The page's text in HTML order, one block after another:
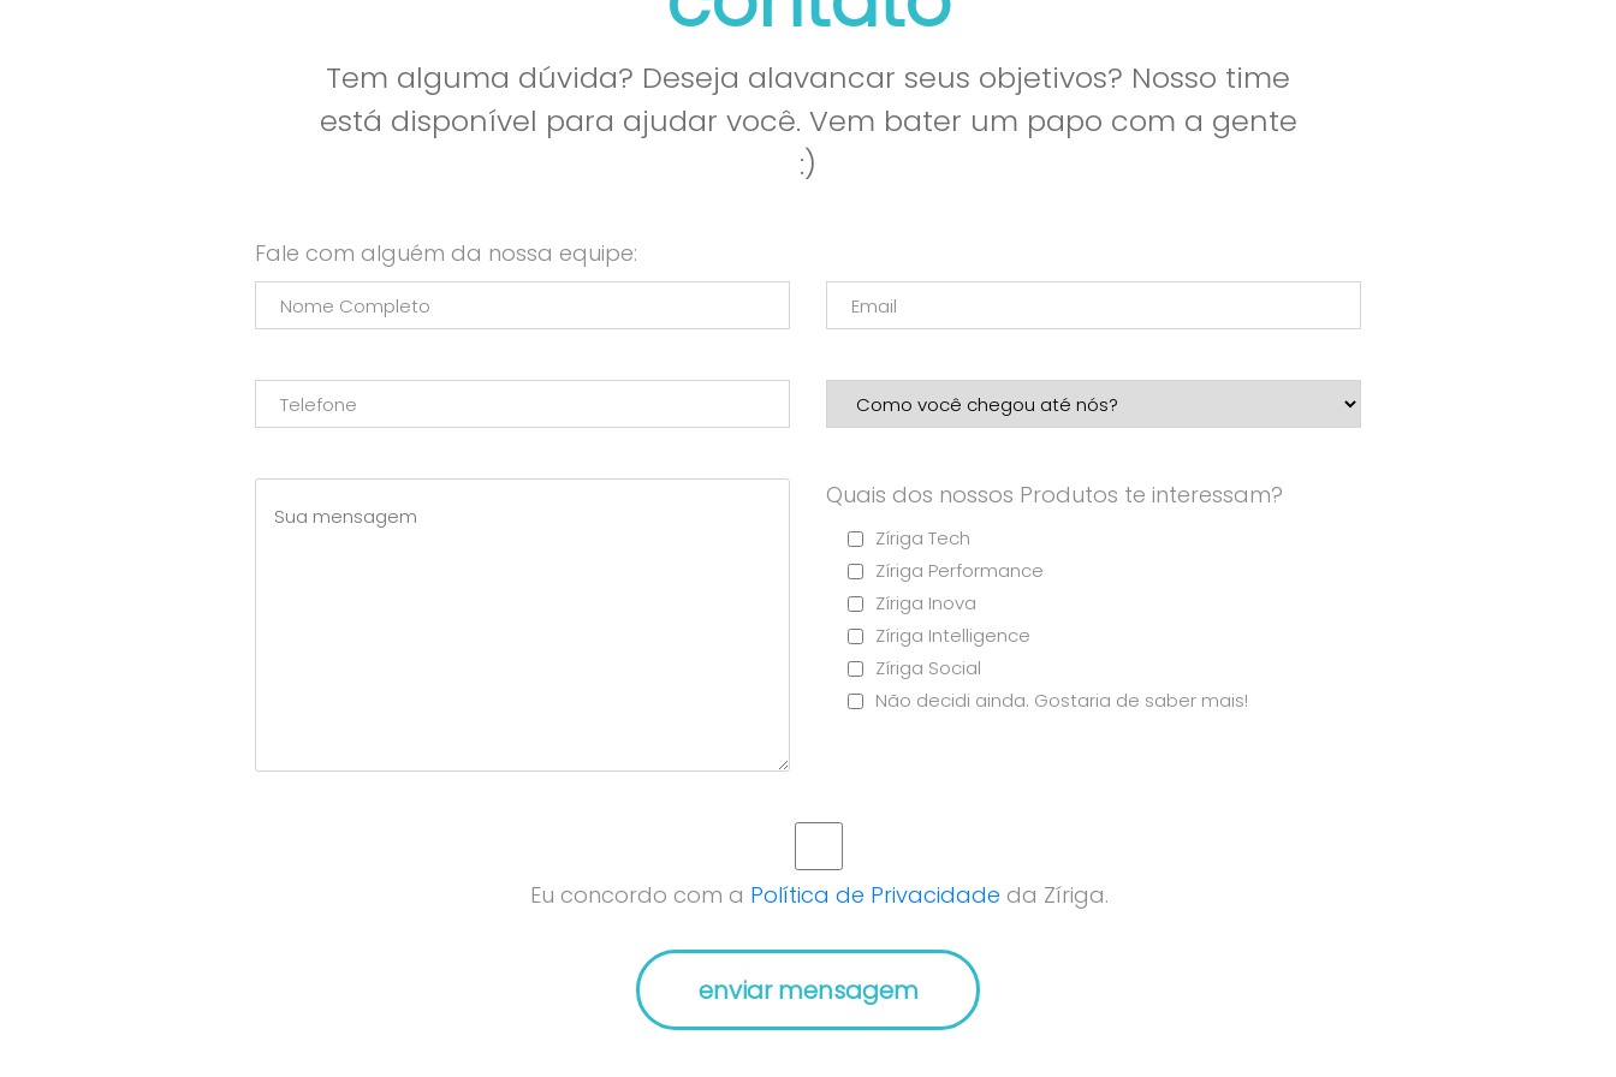
Tem alguma dúvida? Deseja alavancar seus objetivos? Nosso time
está disponível para ajudar você. Vem bater um papo com a gente
:)
Fale com alguém da nossa equipe:
Quais dos nossos Produtos te interessam?
Zíriga Tech
Zíriga Performance
Zíriga Inova
Zíriga Intelligence
Zíriga Social
Não decidi ainda. Gostaria de saber mais!
Eu concordo com a Política de Privacidade da Zíriga.